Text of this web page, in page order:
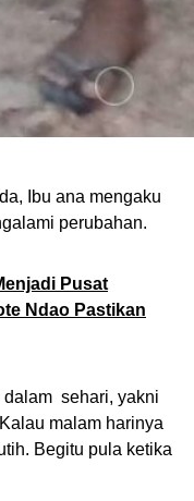
Ibu ana mengaku
perubahan.
Pusat
Ndao Pastikan
dalam sehari, yakni
malam harinya
Begitu pula ketika